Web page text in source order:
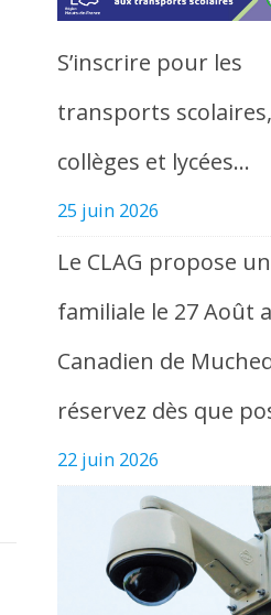
S’inscrire pour les
transports scolaires,
collèges et lycées…
25 juin 2026
Le CLAG propose
familiale le 27 Août
Canadien de
réservez dès que
22 juin 2026